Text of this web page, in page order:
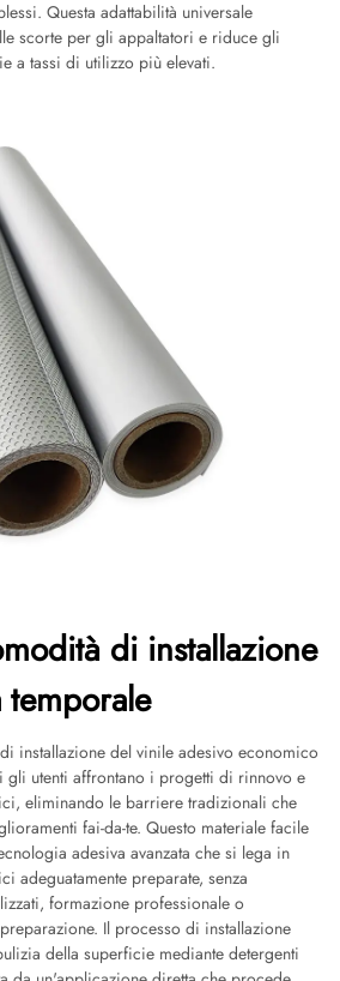
Questa adattabilità universale
scorte per gli appaltatori e riduce gli
a tassi di utilizzo più elevati.
di installazione
installazione del vinile adesivo economico
utenti affrontano i progetti di rinnovo e
eliminando le barriere tradizionali che
fai-da-te. Questo materiale facile
adesiva avanzata che si lega in
adeguatamente preparate, senza
formazione professionale o
Il processo di installazione
della superficie mediante detergenti